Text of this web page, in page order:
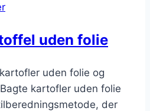
uden folie
uden folie og
kartofler uden folie
der